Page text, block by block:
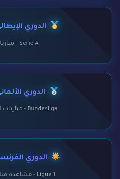
الدوري
Serie A - مباريات لايف
الدوري
Bundesliga - مباريات اليوم بث مباشر
الدوري
Ligue 1 - مشاهدة مباريات لايف HD